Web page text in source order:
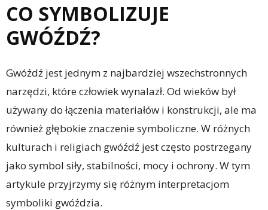
CO SYMBOLIZUJE
GWÓŹDŹ?
Gwóźdź jest jednym z najbardziej wszechstronnych
narzędzi, które człowiek wynalazł. Od wieków był
używany do łączenia materiałów i konstrukcji, ale ma
również głębokie znaczenie symboliczne. W różnych
kulturach i religiach gwóźdź jest często postrzegany
jako symbol siły, stabilności, mocy i ochrony. W tym
artykule przyjrzymy się różnym interpretacjom
symboliki gwóździa.